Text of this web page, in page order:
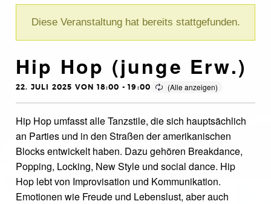
Diese Veranstaltung hat bereits stattgefunden.
Hip Hop (junge Erw.)
22. JULI 2025 VON 18:00 -19:00
Hip Hop umfasst alle Tanzstile, die sich hauptsächlich
an Parties und in den Straßen der amerikanischen
Blocks entwickelt haben. Dazu gehören Breakdance,
Popping, Locking, New Style und social dance. Hip
Hop lebt von Improvisation und Kommunikation.
Emotionen wie Freude und Lebenslust, aber auch